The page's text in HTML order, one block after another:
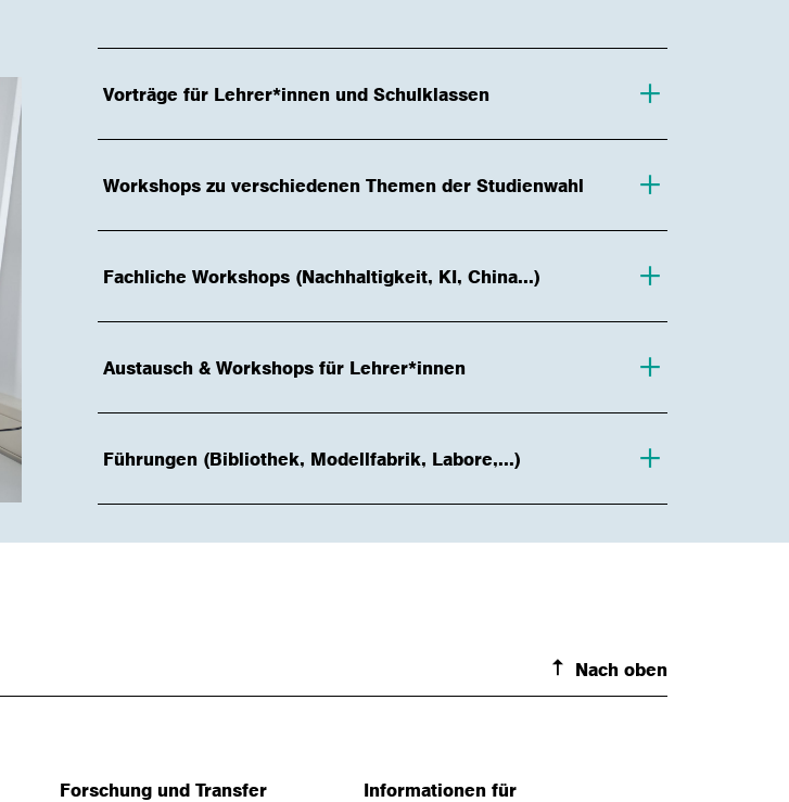
Vorträge für Lehrer*innen und Schulklassen
Workshops zu verschiedenen Themen der Studienwahl
Fachliche Workshops (Nachhaltigkeit, KI, China...)
Austausch & Workshops für Lehrer*innen
Führungen (Bibliothek, Modellfabrik, Labore,...)
Nach oben
Forschung und Transfer
Informationen für